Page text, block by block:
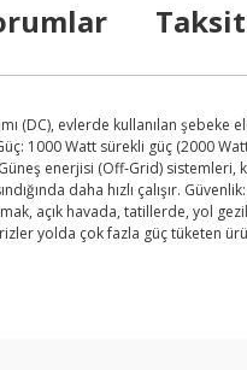
(DC), evlerde kullanılan
1000 Watt sürekli güç (2000
Güneş enerjisi (Off-Grid)
daha hızlı çalışır.
açık havada, tatillerde, yol
yolda çok fazla güç tüketen